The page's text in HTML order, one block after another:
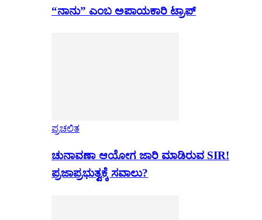
“ನಾನು” ಎಂಬ ಅಪಾಯಕಾರಿ ಟ್ರಾಪ್
ಪ್ರಚಲಿತ
ಚುನಾವಣಾ ಆಯೋಗ ಜಾರಿ ಮಾಡಿರುವ SIR!
ಪ್ರಜಾಪ್ರಭುತ್ವಕ್ಕೆ ಸವಾಲು?